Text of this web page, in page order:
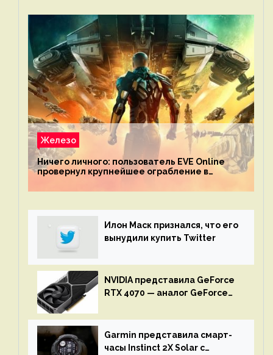
Железо
Ничего личного: пользователь EVE Online
провернул крупнейшее ограбление в
механике
Илон Маск признался, что его
вынудили купить Twitter
NVIDIA представила GeForce
RTX 4070 — аналог GeForce
Garmin представила смарт-
часы Instinct 2X Solar с